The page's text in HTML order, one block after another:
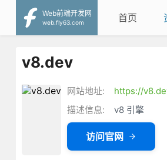
Web前端开发网
web.fly63.com
首页
v8.dev
网站地址:
https://
描述信息:
v8 引擎
访问官网